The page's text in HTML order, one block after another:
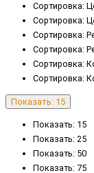
Сортировка:
Сортировка:
Сортировка:
Сортировка:
Сортировка:
Сортировка:
Показать: 15
Показать: 15
Показать: 25
Показать: 50
Показать: 75